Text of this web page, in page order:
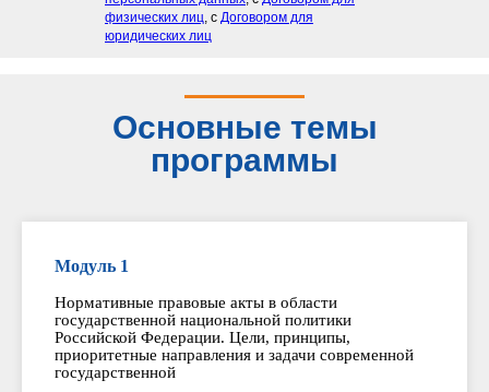
физических лиц, с Договором для
юридических лиц
Основные темы
программы
Модуль 1
Нормативные правовые акты в области
государственной национальной политики
Российской Федерации. Цели, принципы,
приоритетные направления и задачи современной
государственной